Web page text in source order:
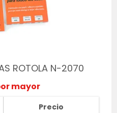
ROTOLA N-2070
mayor
Precio